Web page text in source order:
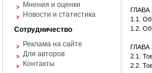
Мнения и оценки
Новости и статистика
Сотрудничество
Реклама на сайте
Для авторов
Контакты
1.1.
1.2.
2.1.
2.2.